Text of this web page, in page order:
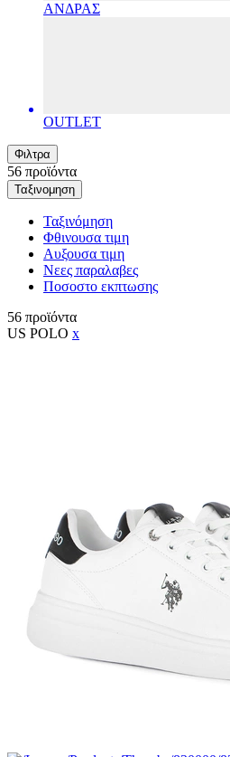
ΑΝΔΡΑΣ
OUTLET
Φιλτρα
56 προϊόντα
Ταξινομηση
Ταξινόμηση
Φθινουσα τιμη
Αυξουσα τιμη
Νεες παραλαβες
Ποσοστο εκπτωσης
56 προϊόντα
US POLO x